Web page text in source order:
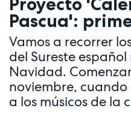
Pascua':
Vamos a recorrer
del Sureste
Navidad.
noviembre,
a los músicos de la